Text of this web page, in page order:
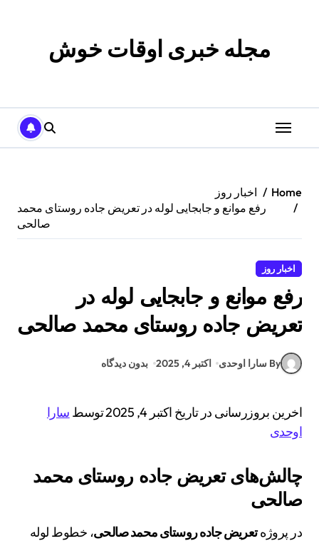
مجله خبری اوقات خوش
Home
اخبار روز
رفع موانع و جابجایی لوله در تعریض جاده روستای محمد
صالحی
اخبار روز
رفع موانع و جابجایی لوله در
تعریض جاده روستای محمد صالحی
By سارا اوحدی اکتبر 4, 2025 بدون دیدگاه
اخرین بروزرسانی در تاریخ اکتبر 4, 2025 توسط
سارا
اوحدی
چالش‌های تعریض جاده روستای محمد
صالحی
در پروژهتعریض جاده روستای محمد صالحی، خطوط لوله